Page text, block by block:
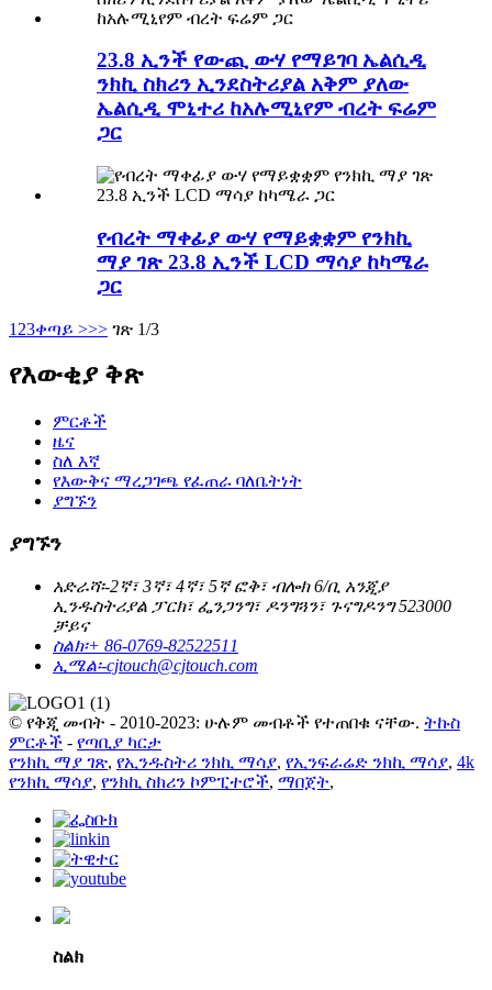
23.8 ኢንች የውጪ ውሃ የማይገባ ኤልሲዲ
ንክኪ ስክሪን ኢንደስትሪያል አቅም ያለው
ኤልሲዲ ሞኒተሪ ከአሉሚኒየም ብረት ፍሬም
ጋር
የብረት ማቀፊያ ውሃ የማይቋቋም የንክኪ
ማያ ገጽ 23.8 ኢንች LCD ማሳያ ከካሜራ
ጋር
1 23ቀጣይ >>> ገጽ 1/3
የእውቂያ ቅጽ
ምርቶች
ዜና
ስለ እኛ
የእውቅና ማረጋገጫ የፈጠራ ባለቤትነት
ያግኙን
ያግኙን
አድራሻ፡-2ኛ፣ 3ኛ፣ 4ኛ፣ 5ኛ ፎቅ፣ ብሎክ 6/ቢ አንጂያ
ኢንዱስትሪያል ፓርክ፣ ፌንጋንግ፣ ዶንግጓን፣ ጉናግዶንግ 523000
ቻይና
ስልክ፡+ 86-0769-82522511
ኢሜል፡-cjtouch@cjtouch.com
© የቅጂ መብት - 2010-2023: ሁሉም መብቶች የተጠበቁ ናቸው. ትኩስ
ምርቶች - የጣቢያ ካርታ
የንክኪ ማያ ገጽ, የኢንዱስትሪ ንክኪ ማሳያ, የኢንፍራሬድ ንክኪ ማሳያ, 4k
የንክኪ ማሳያ, የንክኪ ስክሪን ኮምፒተሮች, ማበጀት,
ስልክ